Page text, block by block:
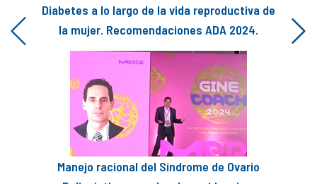
Diabetes a lo largo de la vida reproductiva de
la mujer. Recomendaciones ADA 2024.
Manejo racional del Síndrome de Ovario
Next